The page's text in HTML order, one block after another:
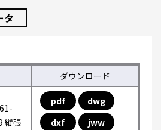
タ
ダウンロード
縦張
pdf
dwg
dxf
jww